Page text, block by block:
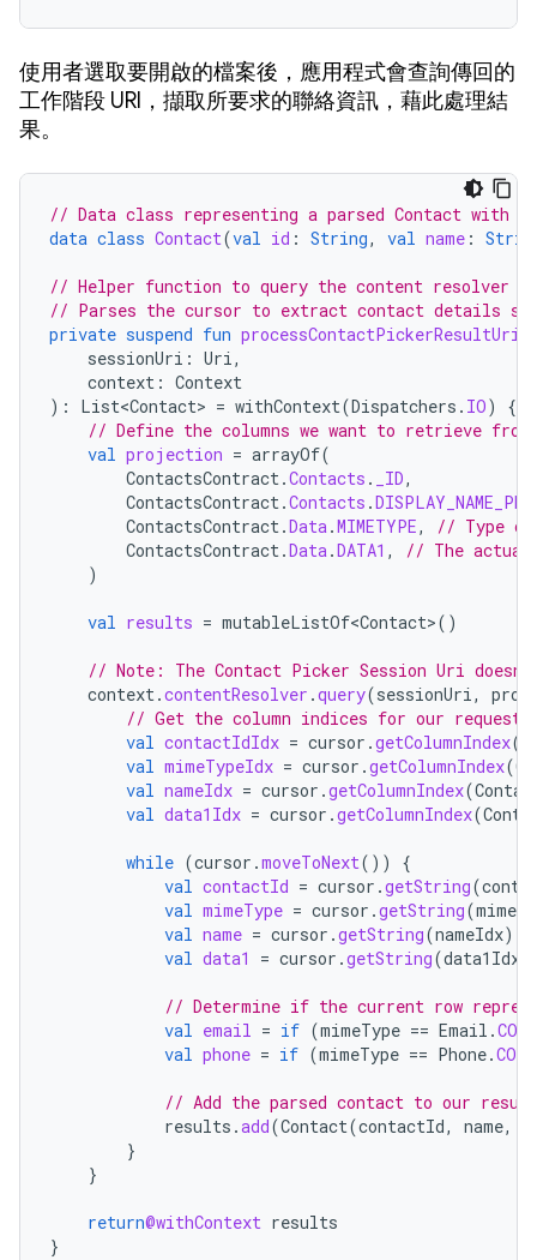
使用者選取要開啟的檔案後，應用程式會查詢傳回的
工作階段 URI，擷取所要求的聯絡資訊，藉此處理結
果。
// Data class representing a parsed Contact with
data class Contact(val id : String, val name :
// Helper function to query the content resolver
// Parses the cursor to extract contact details
private suspend fun processContactPickerResultUri
sessionUri : Uri,
context : Context
):
List<Contact> = withContext(Dispatchers . IO)
{
// Define the columns we want to retrieve from
val projection = arrayOf(
ContactsContract.Contacts . _ID,
ContactsContract.Contacts .
ContactsContract.Data.MIMETYPE,
// Type
ContactsContract.Data.DATA1 ,
// The actual
)
val results = mutableListOf<Contact>()
// Note: The Contact Picker Session Uri
context.contentResolver .query(sessionUri,
// Get the column indices for our
val contactIdIdx = cursor .getColumnIndex(
val mimeTypeIdx = cursor .getColumnIndex(
val nameIdx = cursor .getColumnIndex(
val data1Idx = cursor .getColumnIndex(
while (cursor .moveToNext())
{
val contactId = cursor .getString(
val mimeType = cursor .getString(
val name = cursor .getString(nameIdx)
val data1 = cursor .getString(data1Idx
// Determine if the current row
val email = if (mimeType == Email .
val phone = if (mimeType == Phone.
// Add the parsed contact to our
results .add(Contact(contactId, name,
}
}
return@withContext results
}